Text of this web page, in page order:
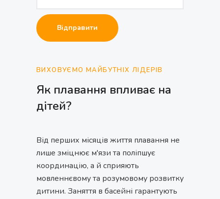
ВИХОВУЄМО МАЙБУТНІХ ЛІДЕРІВ
Як плавання впливає на
дітей?
Від перших місяців життя плавання не
лише зміцнює м'язи та поліпшує
координацію, а й сприяють
мовленнєвому та розумовому розвитку
дитини. Заняття в басейні гарантують